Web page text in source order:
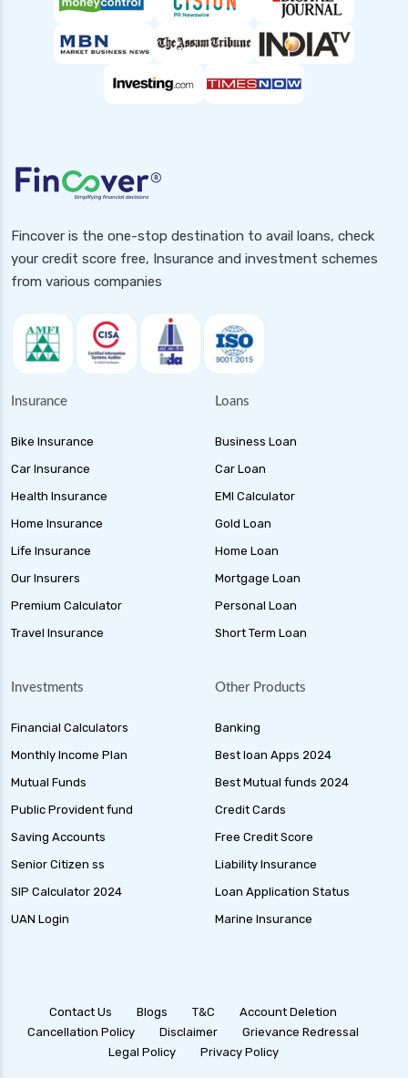
Fincover is the one-stop destination to avail loans, check
your credit score free, Insurance and investment schemes
from various companies
Insurance
Bike Insurance
Car Insurance
Health Insurance
Home Insurance
Life Insurance
Our Insurers
Premium Calculator
Travel Insurance
Loans
Business Loan
Car Loan
EMI Calculator
Gold Loan
Home Loan
Mortgage Loan
Personal Loan
Short Term Loan
Investments
Financial Calculators
Monthly Income Plan
Mutual Funds
Public Provident fund
Saving Accounts
Senior Citizen ss
SIP Calculator 2024
UAN Login
Other Products
Banking
Best loan Apps 2024
Best Mutual funds 2024
Credit Cards
Free Credit Score
Liability Insurance
Loan Application Status
Marine Insurance
Contact Us Blogs T&C
Account Deletion
Cancellation Policy
Disclaimer
Grievance Redressal
Legal Policy
Privacy Policy